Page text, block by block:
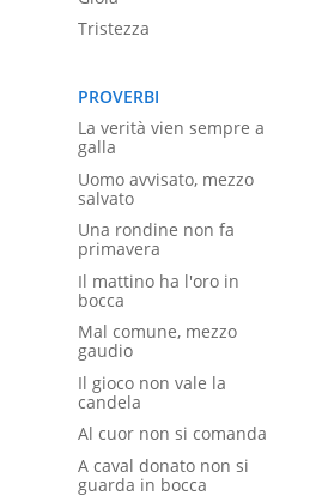
Tristezza
PROVERBI
La verità vien sempre a
galla
Uomo avvisato, mezzo
salvato
Una rondine non fa
primavera
Il mattino ha l'oro in
bocca
Mal comune, mezzo
gaudio
Il gioco non vale la
candela
Al cuor non si comanda
A caval donato non si
guarda in bocca